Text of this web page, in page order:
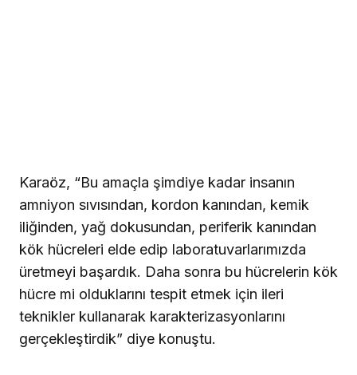
Karaöz, “Bu amaçla şimdiye kadar insanın
amniyon sıvısından, kordon kanından, kemik
iliğinden, yağ dokusundan, periferik kanından
kök hücreleri elde edip laboratuvarlarımızda
üretmeyi başardık. Daha sonra bu hücrelerin kök
hücre mi olduklarını tespit etmek için ileri
teknikler kullanarak karakterizasyonlarını
gerçekleştirdik” diye konuştu.